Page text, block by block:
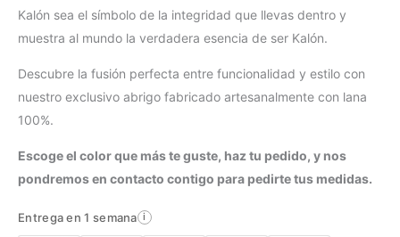
Kalón sea el símbolo de la integridad que llevas dentro y
muestra al mundo la verdadera esencia de ser Kalón.
Descubre la fusión perfecta entre funcionalidad y estilo con
nuestro exclusivo abrigo fabricado artesanalmente con lana
100%.
Escoge el color que más te guste, haz tu pedido, y nos
pondremos en contacto contigo para pedirte tus medidas.
Entrega en 1 semana i